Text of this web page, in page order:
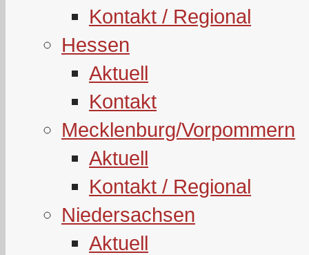
Kontakt / Regional
Hessen
Aktuell
Kontakt
Mecklenburg/Vorpommern
Aktuell
Kontakt / Regional
Niedersachsen
Aktuell